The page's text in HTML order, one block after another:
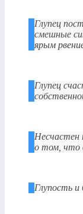
Глупец
смешные
ярым
Глупец
Несчастен
о том, что
Глупость и